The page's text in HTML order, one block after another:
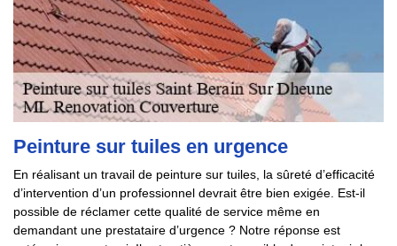
Peinture sur tuiles en urgence
En réalisant un travail de peinture sur tuiles, la sûreté d’efficacité
d’intervention d’un professionnel devrait être bien exigée. Est-il
possible de réclamer cette qualité de service même en
demandant une prestataire d’urgence ? Notre réponse est